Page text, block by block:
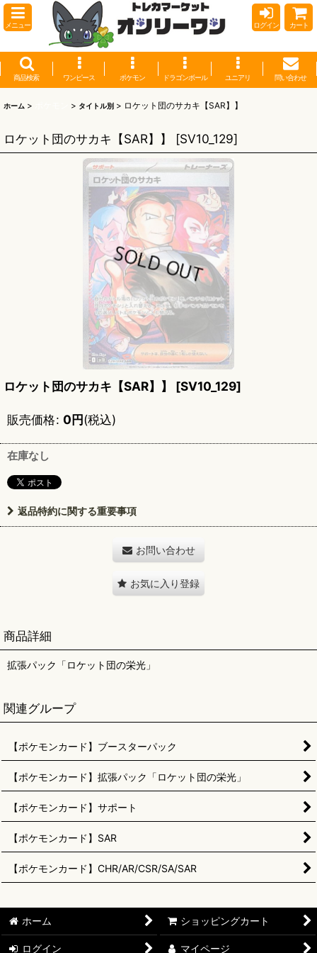
メニュー ログイン カート
商品検索 ワンピース ポケモン ドラゴンボール ユニアリ 問い合わせ
ホーム > > タイトル別 > ロケット団のサカキ【SAR】】
ロケット団のサカキ【SAR】】 [SV10_129]
ロケット団のサカキ【SAR】】 [SV10_129]
販売価格: 0円(税込)
在庫なし
返品特約に関する重要事項
お問い合わせ
お気に入り登録
商品詳細
拡張パック「ロケット団の栄光」
関連グループ
【ポケモンカード】ブースターパック
【ポケモンカード】拡張パック「ロケット団の栄光」
【ポケモンカード】サポート
【ポケモンカード】SAR
【ポケモンカード】CHR/AR/CSR/SA/SAR
ホーム ショッピングカート
ログイン マイページ